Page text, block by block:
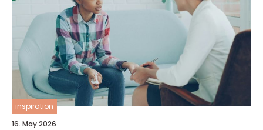
inspiration
16. May 2026